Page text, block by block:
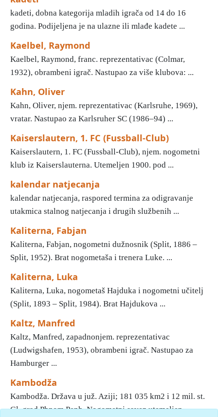
kadeti, dobna kategorija mladih igrača od 14 do 16
godina. Podijeljena je na ulazne ili mlađe kadete ...
Kaelbel, Raymond
Kaelbel, Raymond, franc. reprezentativac (Colmar,
1932), obrambeni igrač. Nastupao za više klubova: ...
Kahn, Oliver
Kahn, Oliver, njem. reprezentativac (Karlsruhe, 1969),
vratar. Nastupao za Karlsruher SC (1986–94) ...
Kaiserslautern, 1. FC (Fussball-Club)
Kaiserslautern, 1. FC (Fussball-Club), njem. nogometni
klub iz Kaiserslauterna. Utemeljen 1900. pod ...
kalendar natjecanja
kalendar natjecanja, raspored termina za odigravanje
utakmica stalnog natjecanja i drugih službenih ...
Kaliterna, Fabjan
Kaliterna, Fabjan, nogometni dužnosnik (Split, 1886 –
Split, 1952). Brat nogometaša i trenera Luke. ...
Kaliterna, Luka
Kaliterna, Luka, nogometaš Hajduka i nogometni učitelj
(Split, 1893 – Split, 1984). Brat Hajdukova ...
Kaltz, Manfred
Kaltz, Manfred, zapadnonjem. reprezentativac
(Ludwigshafen, 1953), obrambeni igrač. Nastupao za
Hamburger ...
Kambodža
Kambodža. Država u juž. Aziji; 181 035 km2 i 12 mil. st.
Gl. grad Phnom Penh. Nogometni savez utemeljen ...